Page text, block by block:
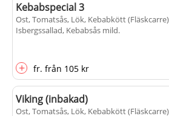
Kebabspecial 3
Ost, Tomatsås, Lök, Kebabkött
Isbergssallad, Kebabsås mild.
+ fr. från 105 kr
Viking (inbakad)
Ost, Tomatsås, Lök, Kebabkött